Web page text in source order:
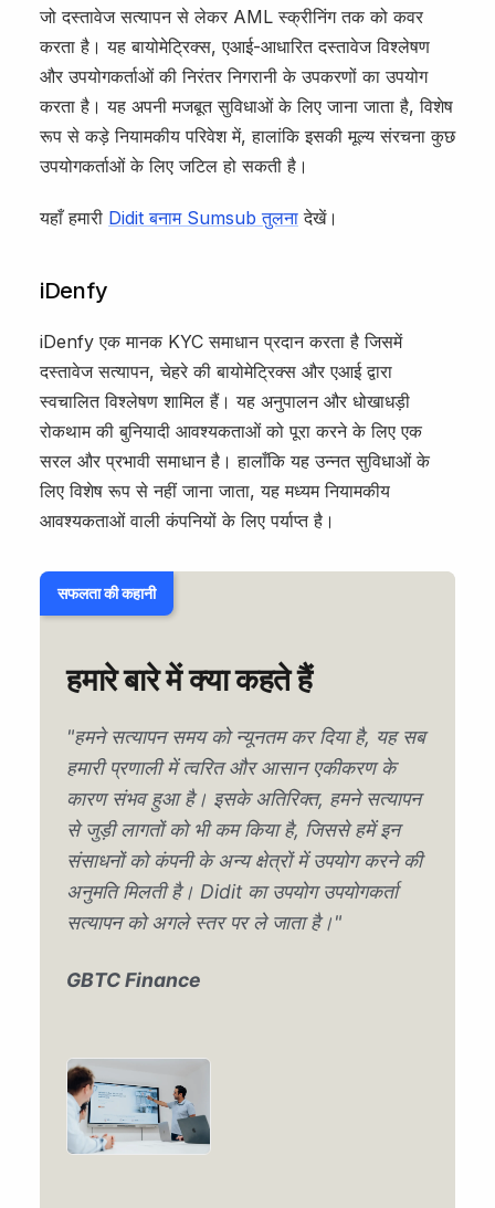
जो दस्तावेज सत्यापन से लेकर AML स्क्रीनिंग तक को कवर
करता है। यह बायोमेट्रिक्स, एआई-आधारित दस्तावेज विश्लेषण
और उपयोगकर्ताओं की निरंतर निगरानी के उपकरणों का उपयोग
करता है। यह अपनी मजबूत सुविधाओं के लिए जाना जाता है, विशेष
रूप से कड़े नियामकीय परिवेश में, हालांकि इसकी मूल्य संरचना कुछ
उपयोगकर्ताओं के लिए जटिल हो सकती है।
यहाँ हमारी Didit बनाम Sumsub तुलना देखें।
iDenfy
iDenfy एक मानक KYC समाधान प्रदान करता है जिसमें
दस्तावेज सत्यापन, चेहरे की बायोमेट्रिक्स और एआई द्वारा
स्वचालित विश्लेषण शामिल हैं। यह अनुपालन और धोखाधड़ी
रोकथाम की बुनियादी आवश्यकताओं को पूरा करने के लिए एक
सरल और प्रभावी समाधान है। हालाँकि यह उन्नत सुविधाओं के
लिए विशेष रूप से नहीं जाना जाता, यह मध्यम नियामकीय
आवश्यकताओं वाली कंपनियों के लिए पर्याप्त है।
सफलता की कहानी
हमारे बारे में क्या कहते हैं
"हमने सत्यापन समय को न्यूनतम कर दिया है, यह सब
हमारी प्रणाली में त्वरित और आसान एकीकरण के
कारण संभव हुआ है। इसके अतिरिक्त, हमने सत्यापन
से जुड़ी लागतों को भी कम किया है, जिससे हमें इन
संसाधनों को कंपनी के अन्य क्षेत्रों में उपयोग करने की
अनुमति मिलती है। Didit का उपयोग उपयोगकर्ता
सत्यापन को अगले स्तर पर ले जाता है।"
GBTC Finance